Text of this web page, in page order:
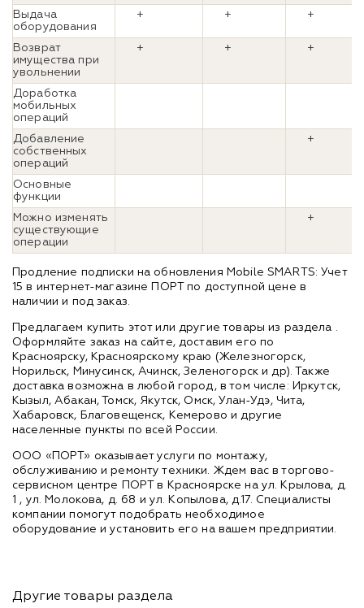
Выдача
оборудования
+ + +
Возврат
имущества при
увольнении
+ + +
Доработка
мобильных
операций
Добавление
собственных
операций
+
Основные
функции
Можно изменять
существующие
операции
+
Продление подписки на обновления Mobile SMARTS: Учет
15 в интернет-магазине ПОРТ по доступной цене в
наличии и под заказ.
Предлагаем купить этот или другие товары из раздела .
Оформляйте заказ на сайте, доставим его по
Красноярску, Красноярскому краю (Железногорск,
Норильск, Минусинск, Ачинск, Зеленогорск и др). Также
доставка возможна в любой город, в том числе: Иркутск,
Кызыл, Абакан, Томск, Якутск, Омск, Улан-Удэ, Чита,
Хабаровск, Благовещенск, Кемерово и другие
населенные пункты по всей России.
ООО «ПОРТ» оказывает услуги по монтажу,
обслуживанию и ремонту техники. Ждем вас в торгово-
сервисном центре ПОРТ в Красноярске на ул. Крылова, д.
1 , ул. Молокова, д. 68 и ул. Копылова, д.17. Специалисты
компании помогут подобрать необходимое
оборудование и установить его на вашем предприятии.
Другие товары раздела